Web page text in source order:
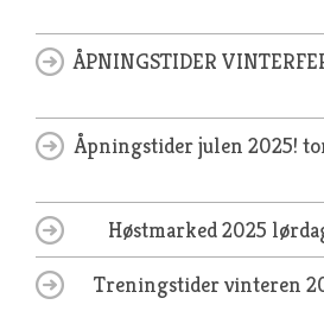
ÅPNINGSTIDER
Åpningstider julen 2025!
Høstmarked 2025
Treningstider vinteren